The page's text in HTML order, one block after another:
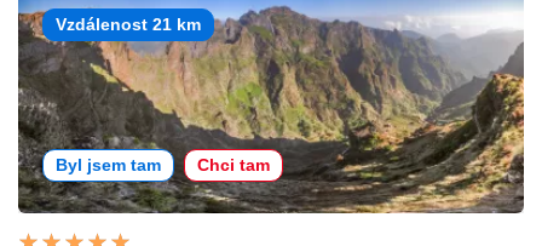
Vzdálenost 21 km
Byl jsem tam Chci tam